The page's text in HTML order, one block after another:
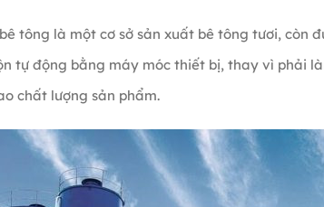
tông là một cơ sở sản xuất bê tông tươi, còn
tự động bằng máy móc thiết bị, thay vì phải
chất lượng sản phẩm.